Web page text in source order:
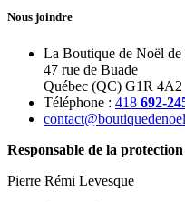
Nous joindre
La Boutique de Noël de
47 rue de Buade
Québec (QC) G1R 4A2
Téléphone : 418 692-
Responsable de la
Pierre Rémi Levesque